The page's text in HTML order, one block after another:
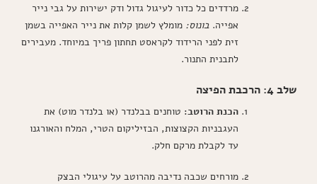
מרדדים כל כדור לעיגול גדול ודק ישירות על גבי נייר
אפייה. בונוס: מומלץ לשמן קלות את נייר האפייה בשמן
זית לפני הרידוד לקראסט תחתון פריך במיוחד. מעבירים
לתבנית התנור.
שלב 4: הרכבת הפיצה
הכנת הרוטב: טוחנים בבלנדר (או בלנדר מוט) את
העגבניות הקצוצות, הבזיליקום הטרי, המלח והאורגנו
עד לקבלת מרקם חלק.
מורחים שכבה נדיבה מהרוטב על עיגולי הבצק